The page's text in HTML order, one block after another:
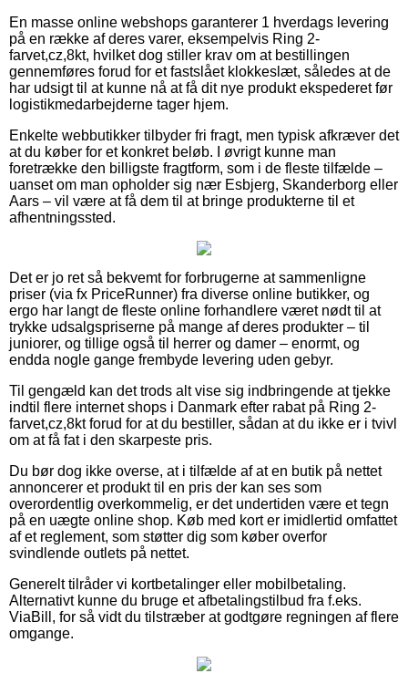
En masse online webshops garanterer 1 hverdags levering
på en række af deres varer, eksempelvis Ring 2-
farvet,cz,8kt, hvilket dog stiller krav om at bestillingen
gennemføres forud for et fastslået klokkeslæt, således at de
har udsigt til at kunne nå at få dit nye produkt ekspederet før
logistikmedarbejderne tager hjem.
Enkelte webbutikker tilbyder fri fragt, men typisk afkræver det
at du køber for et konkret beløb. I øvrigt kunne man
foretrække den billigste fragtform, som i de fleste tilfælde –
uanset om man opholder sig nær Esbjerg, Skanderborg eller
Aars – vil være at få dem til at bringe produkterne til et
afhentningssted.
Det er jo ret så bekvemt for forbrugerne at sammenligne
priser (via fx PriceRunner) fra diverse online butikker, og
ergo har langt de fleste online forhandlere været nødt til at
trykke udsalgspriserne på mange af deres produkter – til
juniorer, og tillige også til herrer og damer – enormt, og
endda nogle gange frembyde levering uden gebyr.
Til gengæld kan det trods alt vise sig indbringende at tjekke
indtil flere internet shops i Danmark efter rabat på Ring 2-
farvet,cz,8kt forud for at du bestiller, sådan at du ikke er i tvivl
om at få fat i den skarpeste pris.
Du bør dog ikke overse, at i tilfælde af at en butik på nettet
annoncerer et produkt til en pris der kan ses som
overordentlig overkommelig, er det undertiden være et tegn
på en uægte online shop. Køb med kort er imidlertid omfattet
af et reglement, som støtter dig som køber overfor
svindlende outlets på nettet.
Generelt tilråder vi kortbetalinger eller mobilbetaling.
Alternativt kunne du bruge et afbetalingstilbud fra f.eks.
ViaBill, for så vidt du tilstræber at godtgøre regningen af flere
omgange.